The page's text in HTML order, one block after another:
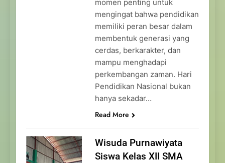
momen penting untuk
mengingat bahwa pendidikan
memiliki peran besar dalam
membentuk generasi yang
cerdas, berkarakter, dan
mampu menghadapi
perkembangan zaman. Hari
Pendidikan Nasional bukan
hanya sekadar…
Read More
Wisuda Purnawiyata
Siswa Kelas XII SMA